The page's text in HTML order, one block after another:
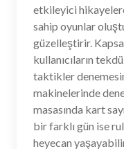
etkileyici
sahip oyunlar
güzelleştirir.
kullanıcıların
taktikler
makinelerinde
masasında kart
bir farklı gün ise
heyecan